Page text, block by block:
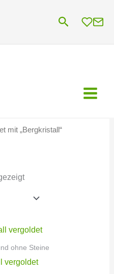
Suchen
mit „Bergkristall“
ohne Steine
vergoldet